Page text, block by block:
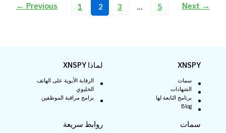
← Previous 1 2 3 … 5 Next →
XNSPY
سمات
الشهادات
برنامج التابعة لها
Blog
لماذا XNSPY
الرقابة الأبوية على الهاتف
الخليوي
برامج مراقبة الموظفين
سمات روابط سريعة